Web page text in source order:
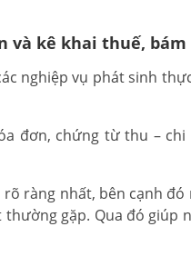
kê khai thuế, bám
nghiệp vụ phát sinh
đơn, chứng từ thu – chi
ràng nhất, bên cạnh
gặp. Qua đó giúp